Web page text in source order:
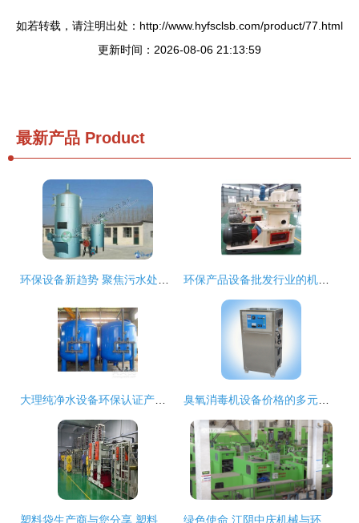
如若转载，请注明出处：http://www.hyfsclsb.com/product/77.html
更新时间：2026-08-06 21:13:59
最新产品 Product